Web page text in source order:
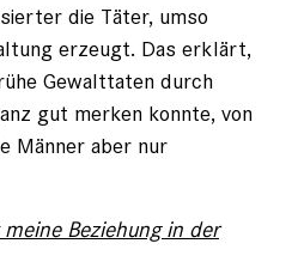
die Täter, umso
erzeugt. Das erklärt,
Gewalttaten durch
gut merken konnte, von
Männer aber nur
Beziehung in der